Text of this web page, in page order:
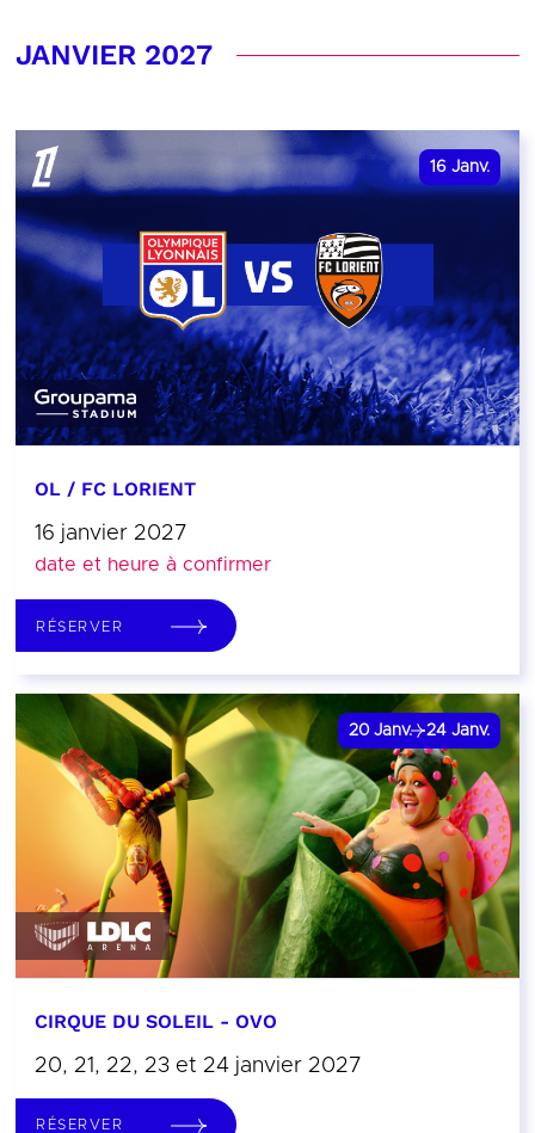
JANVIER 2027
16 Janv.
OL / FC LORIENT
16 janvier 2027
date et heure à confirmer
RÉSERVER
20 Janv. 24 Janv.
CIRQUE DU SOLEIL - OVO
20, 21, 22, 23 et 24 janvier 2027
RÉSERVER